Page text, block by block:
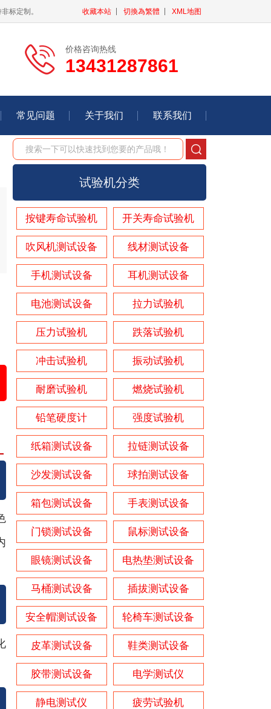
标定制。 收藏本站 切換為繁體 XML地图
价格咨询热线
13431287861
常见问题 关于我们 联系我们
试验机分类
按键寿命试验机 开关寿命试验机
吹风机测试设备 线材测试设备
手机测试设备 耳机测试设备
电池测试设备 拉力试验机
压力试验机 跌落试验机
冲击试验机 振动试验机
耐磨试验机 燃烧试验机
铅笔硬度计 强度试验机
纸箱测试设备 拉链测试设备
沙发测试设备 球拍测试设备
箱包测试设备 手表测试设备
门锁测试设备 鼠标测试设备
眼镜测试设备 电热垫测试设备
马桶测试设备 插拔测试设备
安全帽测试设备 轮椅车测试设备
皮革测试设备 鞋类测试设备
胶带测试设备 电学测试仪
静电测试仪 疲劳试验机